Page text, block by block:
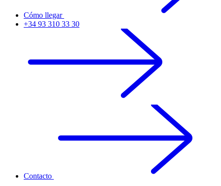
Cómo llegar
+34 93 310 33 30
Contacto